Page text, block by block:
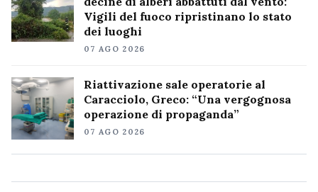
Vigili del fuoco ripristinano lo stato
dei luoghi
07 AGO 2026
Riattivazione sale operatorie al
Caracciolo, Greco: “Una vergognosa
operazione di propaganda”
07 AGO 2026